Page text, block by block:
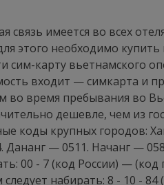
связь имеется во всех
этого необходимо купить
сим-карту вьетнамского
входит — симкарта и
во время пребывания во
дешевле, чем из
коды крупных городов:
— 0511. Начанг —
00 - 7 (код России) —
набирать: 8 - 10 -